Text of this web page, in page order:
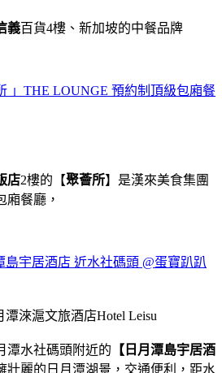
義百貨4樓、新加坡的中餐品牌
」THE LOUNGE 預約制頂級包廂餐
店2樓的【聚薈所】是漢來美食集團
廂餐廳，
宇居酒店 近水社碼頭 @蛋寶趴趴
潭水社碼頭附近的 【日月潭島宇居酒
壯麗的日月潭湖景，交通便利，距水